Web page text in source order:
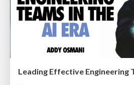
Leading Effective Engineering